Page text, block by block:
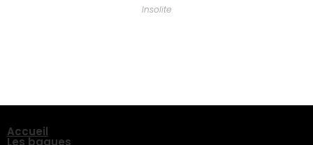
Insolite
Accueil
Les bagues